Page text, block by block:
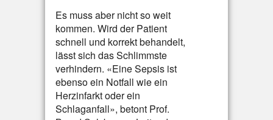
Es muss aber nicht so weit
kommen. Wird der Patient
schnell und korrekt behandelt,
lässt sich das Schlimmste
verhindern. «Eine Sepsis ist
ebenso ein Notfall wie ein
Herzinfarkt oder ein
Schlaganfall», betont Prof.